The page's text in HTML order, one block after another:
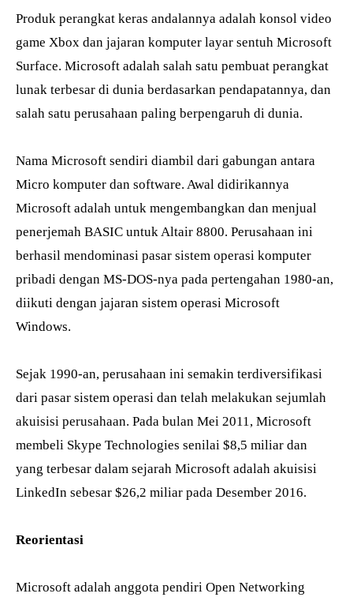
Produk perangkat keras andalannya adalah konsol video
game Xbox dan jajaran komputer layar sentuh Microsoft
Surface. Microsoft adalah salah satu pembuat perangkat
lunak terbesar di dunia berdasarkan pendapatannya, dan
salah satu perusahaan paling berpengaruh di dunia.
Nama Microsoft sendiri diambil dari gabungan antara
Micro komputer dan software. Awal didirikannya
Microsoft adalah untuk mengembangkan dan menjual
penerjemah BASIC untuk Altair 8800. Perusahaan ini
berhasil mendominasi pasar sistem operasi komputer
pribadi dengan MS-DOS-nya pada pertengahan 1980-an,
diikuti dengan jajaran sistem operasi Microsoft
Windows.
Sejak 1990-an, perusahaan ini semakin terdiversifikasi
dari pasar sistem operasi dan telah melakukan sejumlah
akuisisi perusahaan. Pada bulan Mei 2011, Microsoft
membeli Skype Technologies senilai $8,5 miliar dan
yang terbesar dalam sejarah Microsoft adalah akuisisi
LinkedIn sebesar $26,2 miliar pada Desember 2016.
Reorientasi
Microsoft adalah anggota pendiri Open Networking